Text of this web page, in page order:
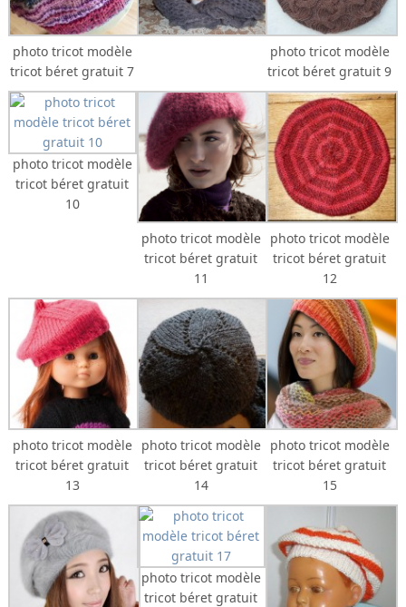
photo tricot modèle
tricot béret gratuit 7
photo tricot modèle
tricot béret gratuit 9
photo tricot modèle
tricot béret gratuit
10
photo tricot modèle
tricot béret gratuit
11
photo tricot modèle
tricot béret gratuit
12
photo tricot modèle
tricot béret gratuit
13
photo tricot modèle
tricot béret gratuit
14
photo tricot modèle
tricot béret gratuit
15
photo tricot modèle
tricot béret gratuit